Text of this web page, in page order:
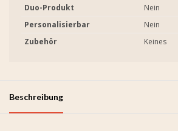
Duo-Produkt
Nein
Personalisierbar
Nein
Zubehör
Keines
Beschreibung